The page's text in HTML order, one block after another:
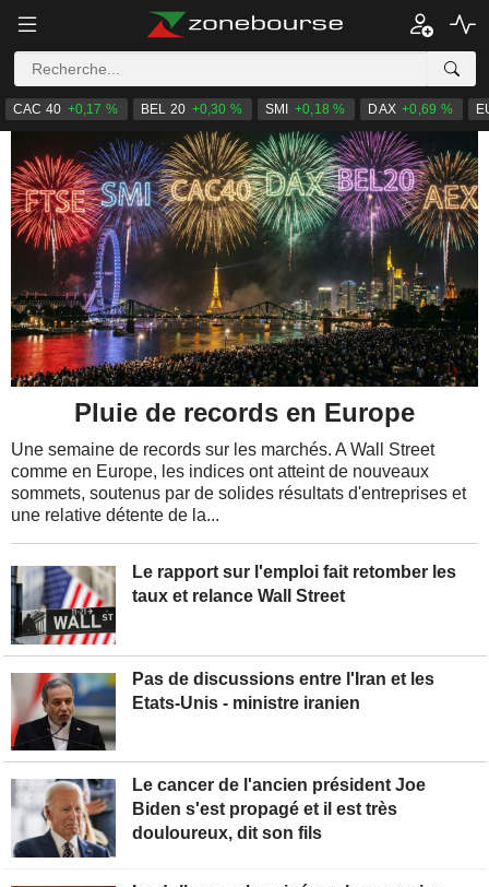
CAC 40 +0,17 % BEL 20 +0,30 % SMI +0,18 % DAX +0,69 %
Le rapport sur l'emploi fait retomber les
taux et relance Wall Street
Pas de discussions entre l'Iran et les
Etats-Unis - ministre iranien
Pluie de records en Europe
Une semaine de records sur les marchés. A Wall Street
comme en Europe, les indices ont atteint de nouveaux
sommets, soutenus par de solides résultats d'entreprises et
une relative détente de la...
Le cancer de l'ancien président Joe
Biden s'est propagé et il est très
douloureux, dit son fils